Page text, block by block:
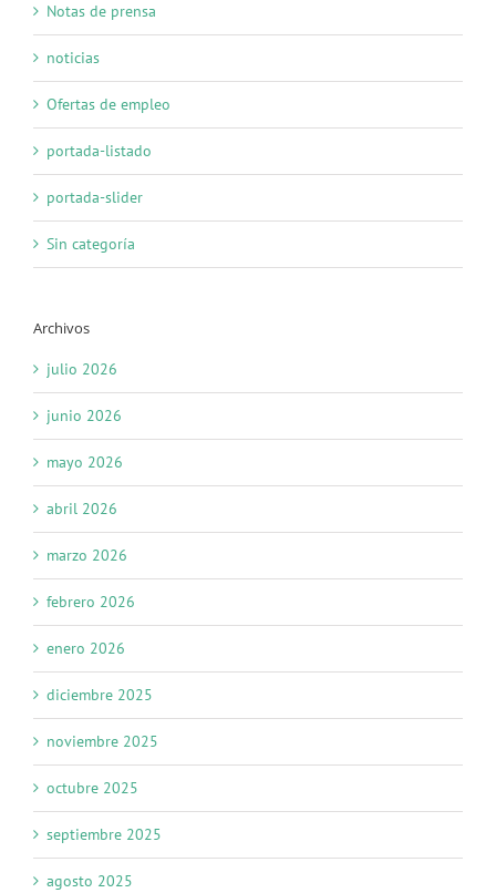
Notas de prensa
noticias
Ofertas de empleo
portada-listado
portada-slider
Sin categoría
Archivos
julio 2026
junio 2026
mayo 2026
abril 2026
marzo 2026
febrero 2026
enero 2026
diciembre 2025
noviembre 2025
octubre 2025
septiembre 2025
agosto 2025